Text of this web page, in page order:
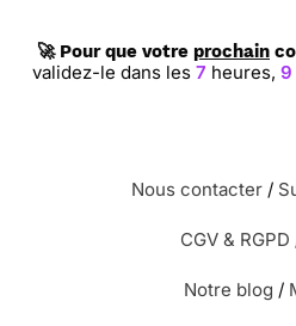
🚀 Pour que votre prochain
validez-le dans les 7 heures, 9
Nous contacter /
CGV & RGPD
Notre blog /